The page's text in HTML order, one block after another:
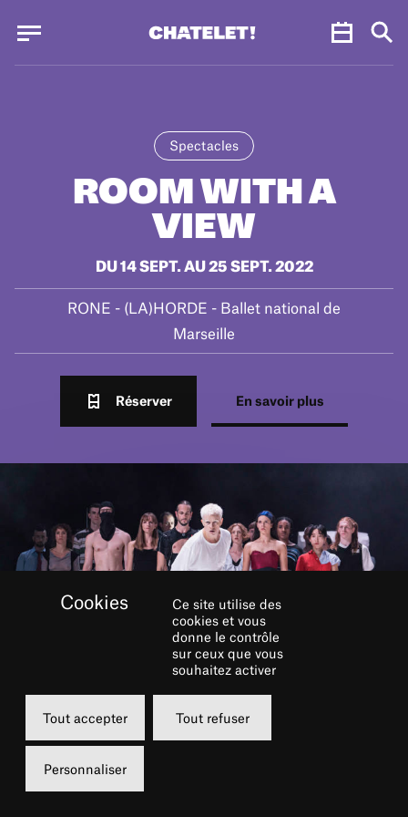
Spectacles
ROOM WITH A
VIEW
DU 14 SEPT. AU 25 SEPT. 2022
RONE - (LA)HORDE - Ballet national de
Marseille
Réserver En savoir plus
Ce site utilise des
cookies et vous
donne le contrôle
sur ceux que vous
souhaitez activer
Tout accepter Tout refuser
Personnaliser